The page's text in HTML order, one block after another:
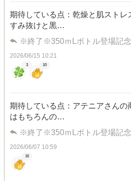
期待している点：乾燥と肌ストレ
すみ抜けと黒…
※終了※350ｍLボトル登場記
2026/06/15 10:21
3 10
期待している点：アテニアさんの
はもちろんの…
※終了※350ｍLボトル登場記
2026/06/07 10:59
16